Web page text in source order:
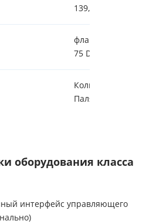
139,5
фланец
75 DN 65
Кольца
Паля 7 л.
оборудования класса
интерфейс управляющего